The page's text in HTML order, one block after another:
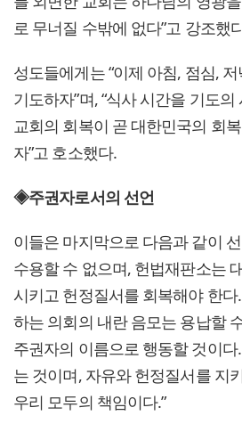
로 무너질 수밖에 없다”고 강조했
성도들에게는 “이제 아침, 점심,
기도하자”며, “식사 시간을 기도
교회의 회복이 곧 대한민국의 회
자”고 호소했다.
◈주권자로서의 선언
이들은 마지막으로 다음과 같이
수용할 수 없으며, 헌법재판소는
시키고 헌정질서를 회복해야 한
하는 의회의 내란 음모는 용납할
주권자의 이름으로 행동할 것이
는 것이며, 자유와 헌정질서를 지
우리 모두의 책임이다.”